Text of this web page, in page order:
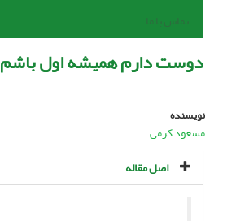
تماس با ما
دوست دارم همیشه اول باشم
نویسنده
مسعود کرمی
اصل مقاله